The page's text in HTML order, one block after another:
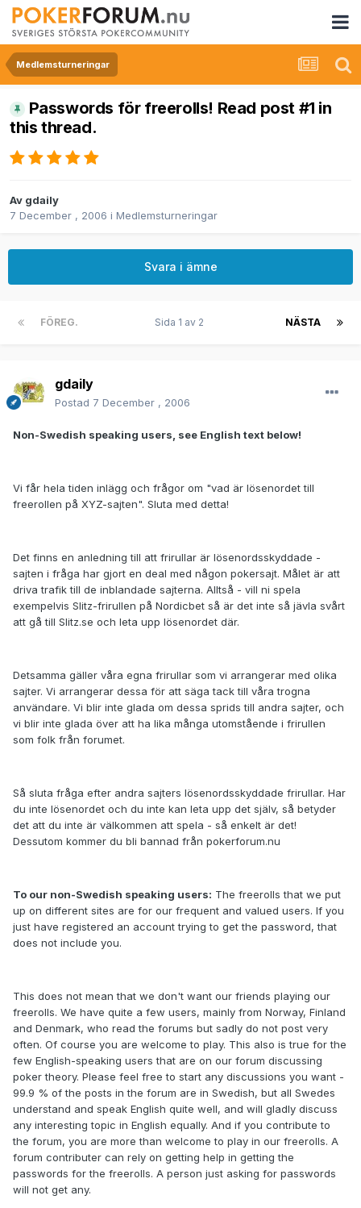
Medlemsturneringar
Passwords för freerolls! Read post #1 in
this thread.
Av gdaily
7 December , 2006 i Medlemsturneringar
Svara i ämne
FÖREG. NÄSTA
Sida 1 av 2
gdaily
Postad 7 December , 2006
Non-Swedish speaking users, see English text below!
Vi får hela tiden inlägg och frågor om "vad är lösenordet till
freerollen på XYZ-sajten". Sluta med detta!
Det finns en anledning till att frirullar är lösenordsskyddade -
sajten i fråga har gjort en deal med någon pokersajt. Målet är att
driva trafik till de inblandade sajterna. Alltså - vill ni spela
exempelvis Slitz-frirullen på Nordicbet så är det inte så jävla svårt
att gå till Slitz.se och leta upp lösenordet där.
Detsamma gäller våra egna frirullar som vi arrangerar med olika
sajter. Vi arrangerar dessa för att säga tack till våra trogna
användare. Vi blir inte glada om dessa sprids till andra sajter, och
vi blir inte glada över att ha lika många utomstående i frirullen
som folk från forumet.
Så sluta fråga efter andra sajters lösenordsskyddade frirullar. Har
du inte lösenordet och du inte kan leta upp det själv, så betyder
det att du inte är välkommen att spela - så enkelt är det!
Dessutom kommer du bli bannad från pokerforum.nu
To our non-Swedish speaking users: The freerolls that we put
up on different sites are for our frequent and valued users. If you
just have registered an account trying to get the password, that
does not include you.
This does not mean that we don't want our friends playing our
freerolls. We have quite a few users, mainly from Norway, Finland
and Denmark, who read the forums but sadly do not post very
often. Of course you are welcome to play. This also is true for the
few English-speaking users that are on our forum discussing
poker theory. Please feel free to start any discussions you want -
99.9 % of the posts in the forum are in Swedish, but all Swedes
understand and speak English quite well, and will gladly discuss
any interesting topic in English equally. And if you contribute to
the forum, you are more than welcome to play in our freerolls. A
forum contributer can rely on getting help in getting the
passwords for the freerolls. A person just asking for passwords
will not get any.